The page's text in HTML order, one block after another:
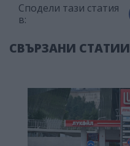
Сподели тази статия
в:
СВЪРЗАНИ СТАТИИ